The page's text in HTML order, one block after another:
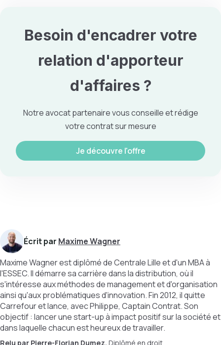
Besoin d'encadrer votre
relation d'apporteur
d'affaires ?
Notre avocat partenaire vous conseille et rédige
votre contrat sur mesure
Je découvre l'offre
Écrit par Maxime Wagner
Maxime Wagner est diplômé de Centrale Lille et d'un MBA à
l'ESSEC. Il démarre sa carrière dans la distribution, où il
s'intéresse aux méthodes de management et d'organisation
ainsi qu'aux problématiques d'innovation. Fin 2012, il quitte
Carrefour et lance, avec Philippe, Captain Contrat. Son
objectif : lancer une start-up à impact positif sur la société et
dans laquelle chacun est heureux de travailler.
Relu par Pierre-Florian Dumez. Diplômé en droit